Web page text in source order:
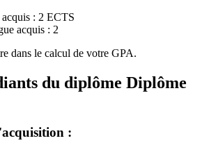
: 2 ECTS
acquis : 2
dans le calcul de votre GPA.
du diplôme Diplôme
: